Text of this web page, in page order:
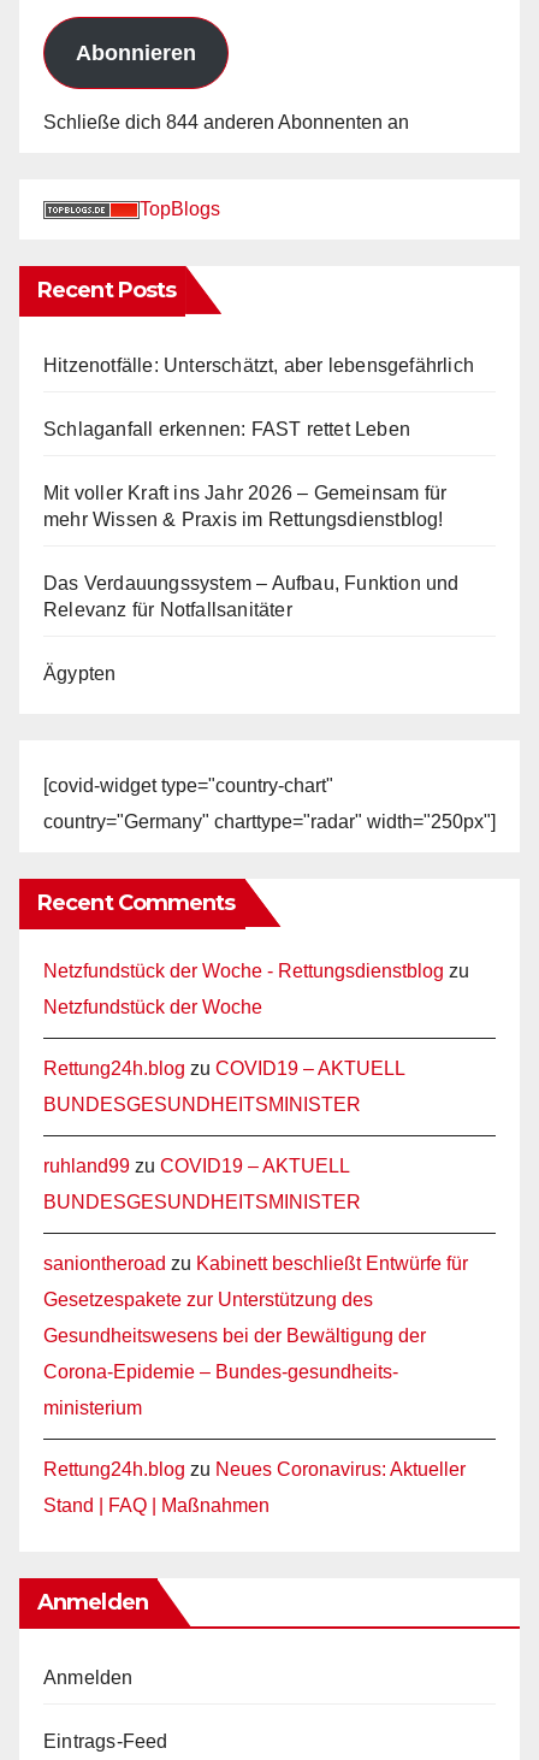
Abonnieren
Schließe dich 844 anderen Abonnenten an
TopBlogs
Recent Posts
Hitzenotfälle: Unterschätzt, aber lebensgefährlich
Schlaganfall erkennen: FAST rettet Leben
Mit voller Kraft ins Jahr 2026 – Gemeinsam für
mehr Wissen & Praxis im Rettungsdienstblog!
Das Verdauungssystem – Aufbau, Funktion und
Relevanz für Notfallsanitäter
Ägypten
[covid-widget type="country-chart"
country="Germany" charttype="radar" width="250px"]
Recent Comments
Netzfundstück der Woche - Rettungsdienstblog zu
Netzfundstück der Woche
Rettung24h.blog zu COVID19 – AKTUELL
BUNDESGESUNDHEITSMINISTER
ruhland99 zu COVID19 – AKTUELL
BUNDESGESUNDHEITSMINISTER
saniontheroad zu Kabinett beschließt Entwürfe für
Gesetzespakete zur Unterstützung des
Gesundheitswesens bei der Bewältigung der
Corona-Epidemie – Bundes-gesundheits-
ministerium
Rettung24h.blog zu Neues Coronavirus: Aktueller
Stand | FAQ | Maßnahmen
Anmelden
Anmelden
Eintrags-Feed